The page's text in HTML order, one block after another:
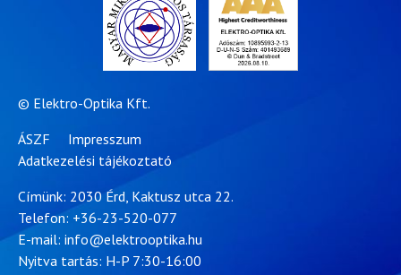
© Elektro-Optika Kft.
ÁSZF
Impresszum
Adatkezelési tájékoztató
Címünk: 2030 Érd, Kaktusz utca 22.
Telefon: +36-23-520-077
E-mail: info@elektrooptika.hu
Nyitva tartás: H-P 7:30-16:00